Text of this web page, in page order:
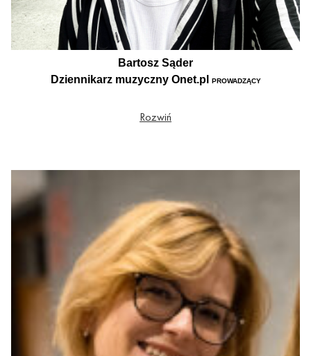
Bartosz Sąder
Dziennikarz muzyczny Onet.pl
PROWADZĄCY
z muzykami z całego świata, relacje z koncertów oraz recenzje najważniejszych
przez lata zajmował się promocją w Polsce jednej z największych raperek na
Fryderyki 2024. Absolwent Dziennikarstwa na Uniwersytecie Jagiellońskim,
zbieracz winyli oraz przepisów na dobre jedzenie.
Rozwiń